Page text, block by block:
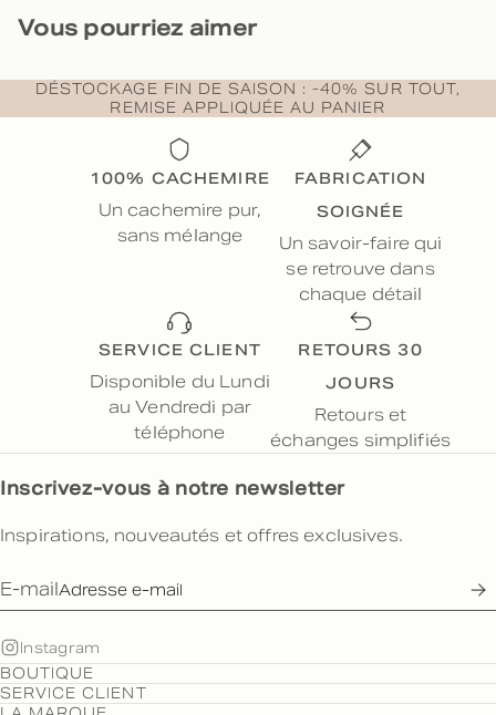
Vous pourriez aimer
DÉSTOCKAGE FIN DE SAISON : -40% SUR TOUT,
REMISE APPLIQUÉE AU PANIER
100% CACHEMIRE
Un cachemire pur,
sans mélange
FABRICATION
SOIGNÉE
Un savoir-faire qui
se retrouve dans
chaque détail
SERVICE CLIENT
Disponible du Lundi
au Vendredi par
téléphone
RETOURS 30
JOURS
Retours et
échanges simplifiés
Inscrivez-vous à notre newsletter
Inspirations, nouveautés et offres exclusives.
E-mail
Instagram
BOUTIQUE
SERVICE CLIENT